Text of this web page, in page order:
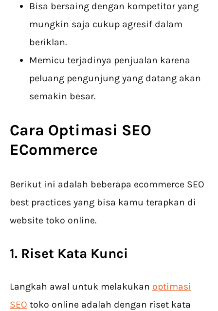
Bisa bersaing dengan kompetitor yang
mungkin saja cukup agresif dalam
beriklan.
Memicu terjadinya penjualan karena
peluang pengunjung yang datang akan
semakin besar.
Cara Optimasi SEO
ECommerce
Berikut ini adalah beberapa ecommerce SEO
best practices yang bisa kamu terapkan di
website toko online.
1. Riset Kata Kunci
Langkah awal untuk melakukan optimasi
SEO toko online adalah dengan riset kata